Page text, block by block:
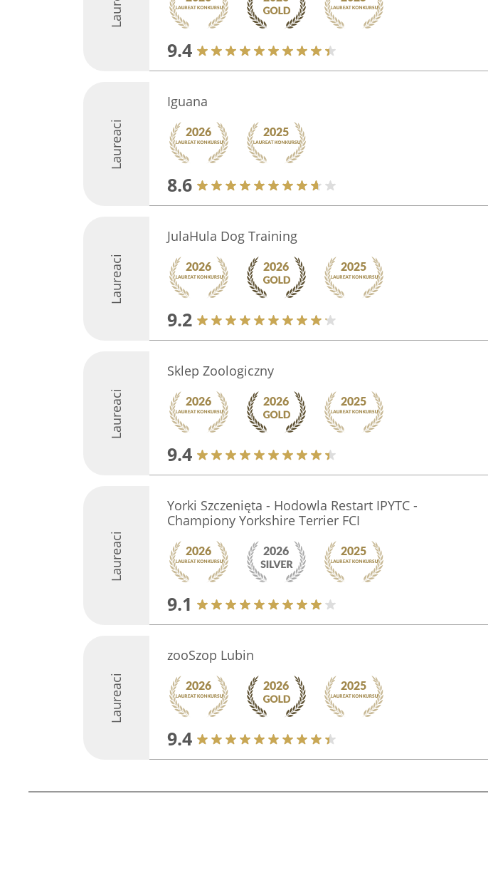
9.4
Laureaci
Iguana
8.6
Laureaci
JulaHula Dog Training
9.2
Laureaci
Sklep Zoologiczny
9.4
Laureaci
Yorki Szczenięta - Hodowla Restart IPYTC -
Championy Yorkshire Terrier FCI
9.1
Laureaci
zooSzop Lubin
9.4